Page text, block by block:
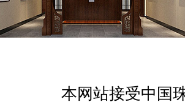
本网站接受中国